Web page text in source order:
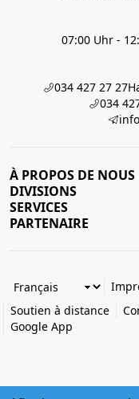
07:00 Uhr -
034 427 27 27
034
À PROPOS DE NOUS
DIVISIONS
SERVICES
PARTENAIRE
Soutien à distance
Google App